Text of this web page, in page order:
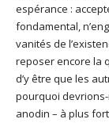
espérance :
fondamental,
vanités de
reposer encore la
d’y être que les
pourquoi devrions-
anodin – à plus